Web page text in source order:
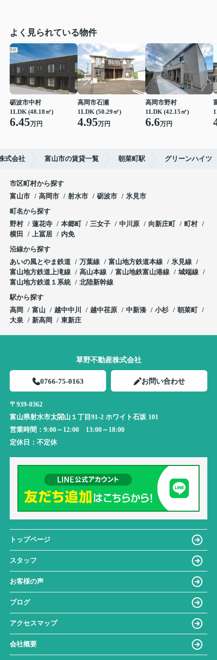
よく見られている物件
砺波市中村
1LDK (48.18㎡)
6.45万円
高岡市石瀬
1LDK (50.29㎡)
4.95万円
高岡市野村
1LDK (42.15㎡)
6.6万円
式会社 富山市の賃貸一覧 朝菜町駅 グリーンハイツ
市区町村から探す
富山市
高岡市 射水市 砺波市 氷見市
町名から探す
野村
蓮花寺 本郷町 三女子 中川原 向新庄町
町村
横田
上冨居 内免
沿線から探す
あいの風とやま鉄道
万葉線 富山地方鉄道本線
氷見線
富山地方鉄道上滝線
高山本線 富山地鉄富山港線
城端線
富山地方鉄道１系統
北陸新幹線
駅から探す
高岡
富山 越中中川 越中荏原 中新湊 小杉
朝菜町
大泉
新高岡 東新庄
草野不動産株式会社
0766-75-0163 お問い合わせ
〒939-0362
富山県射水市太閤山１丁目91-2 ホワイト石坂 101
営業時間： 9:00～12:00 13:00～18:00
定休日： 不定休
トップページ
スタッフ
お客様の声
ブログ
アクセスマップ
会社概要